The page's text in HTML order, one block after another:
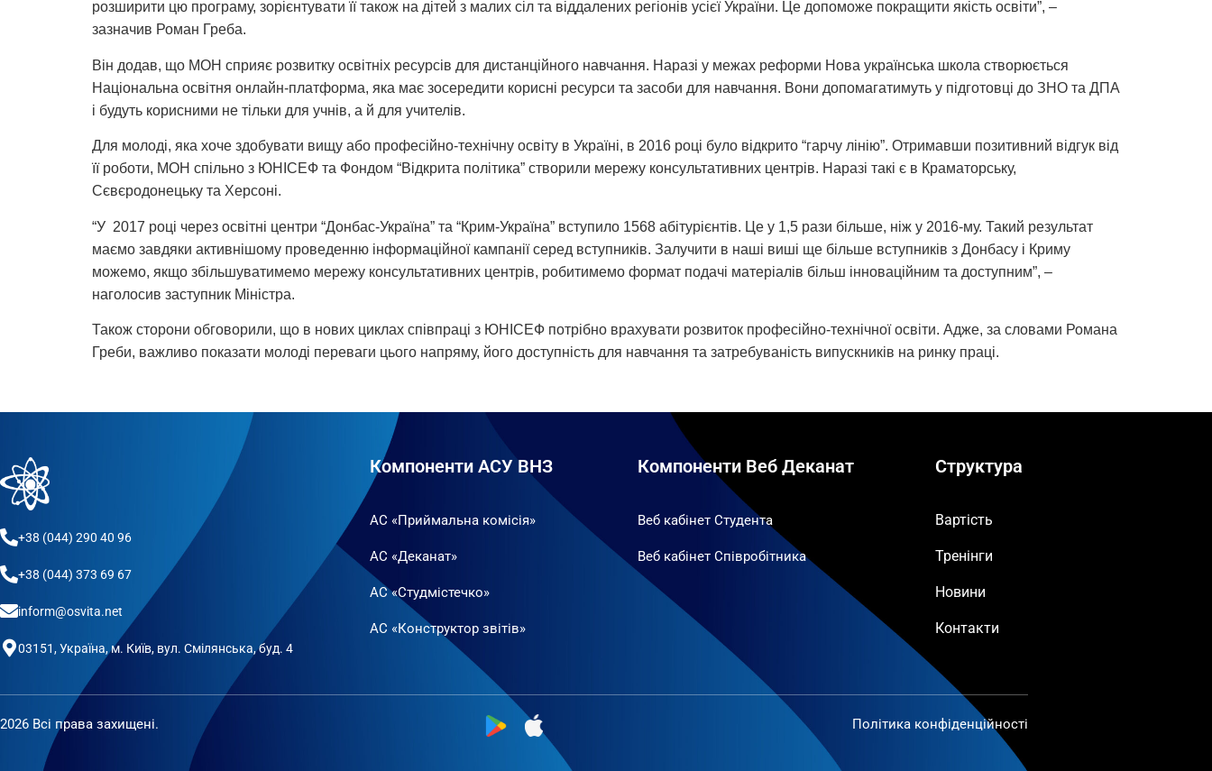
розширити цю програму, зорієнтувати її також на дітей з малих сіл та віддалених регіонів усієї України. Це допоможе покращити якість освіти”, –
зазначив Роман Греба.
Він додав, що МОН сприяє розвитку освітніх ресурсів для дистанційного навчання. Наразі у межах реформи Нова українська школа створюється
Національна освітня онлайн-платформа, яка має зосередити корисні ресурси та засоби для навчання. Вони допомагатимуть у підготовці до ЗНО та ДПА
і будуть корисними не тільки для учнів, а й для учителів.
Для молоді, яка хоче здобувати вищу або професійно-технічну освіту в Україні, в 2016 році було відкрито “гарчу лінію”. Отримавши позитивний відгук від
її роботи, МОН спільно з ЮНІСЕФ та Фондом “Відкрита політика” створили мережу консультативних центрів. Наразі такі є в Краматорську,
Сєвєродонецьку та Херсоні.
“У 2017 році через освітні центри “Донбас-Україна” та “Крим-Україна” вступило 1568 абітурієнтів. Це у 1,5 рази більше, ніж у 2016-му. Такий результат
маємо завдяки активнішому проведенню інформаційної кампанії серед вступників. Залучити в наші виші ще більше вступників з Донбасу і Криму
можемо, якщо збільшуватимемо мережу консультативних центрів, робитимемо формат подачі матеріалів більш інноваційним та доступним”, –
наголосив заступник Міністра.
Також сторони обговорили, що в нових циклах співпраці з ЮНІСЕФ потрібно врахувати розвиток професійно-технічної освіти. Адже, за словами Романа
Греби, важливо показати молоді переваги цього напряму, його доступність для навчання та затребуваність випускників на ринку праці.
+38 (044) 290 40 96
+38 (044) 373 69 67
inform@osvita.net
03151, Україна, м. Київ, вул. Смілянська, буд. 4
Компоненти АСУ ВНЗ
АС «Приймальна комісія»
АС «Деканат»
АС «Студмістечко»
АС «Конструктор звітів»
Компоненти Веб Деканат
Веб кабінет Студента
Веб кабінет Співробітника
Структура
Вартість
Тренінги
Новини
Контакти
2026 Всі права захищені. Політика конфіденційності